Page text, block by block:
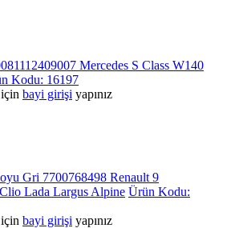
Mercedes S Class W140
Kodu: 16197
bayi girişi yapınız
Gri 7700768498 Renault 9
Lada Largus Alpine Ürün Kodu:
bayi girişi yapınız